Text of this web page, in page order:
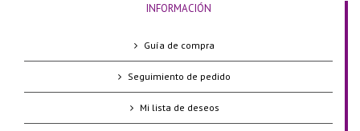
INFORMACIÓN
Guía de compra
Seguimiento de pedido
Mi lista de deseos